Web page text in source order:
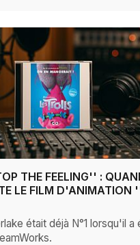
THE FEELING'' :
LE FILM D'ANIMATION
était déjà N°1 lorsqu'il a